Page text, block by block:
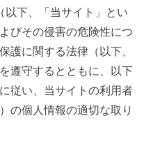
以下、「当サイト」とい
びその侵害の危険性につ
護に関する法律（以下、
遵守するとともに、以下
従い、当サイトの利用者
の個人情報の適切な取り